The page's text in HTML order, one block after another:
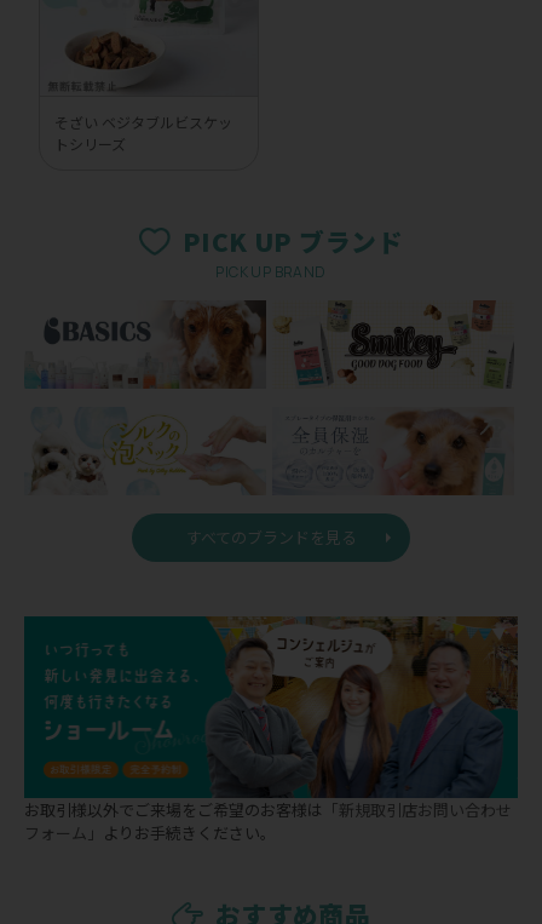
そざい ベジタブルビスケッ
トシリーズ
PICK UP ブランド
PICK UP BRAND
すべてのブランドを見る
お取引様以外でご来場をご希望のお客様は 「新規取引店お問い合わせ
フォーム」 よりお手続きください。
おすすめ商品